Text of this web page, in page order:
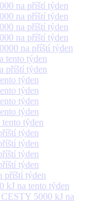
na příští týden
na příští týden
na příští týden
na příští týden
na příští týden
tento týden
příští týden
týden
týden
týden
týden
týden
týden
týden
týden
týden
příští týden
kJ na tento týden
5000 kJ na